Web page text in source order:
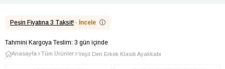
Peşin Fiyatına 3 Taksit! · İncele ⓘ
Tahmini Kargoya Teslim: 3 gün içinde
Anasayfa Tüm Ürünler Yeşil Deri Erkek Klasik Ayakkabı